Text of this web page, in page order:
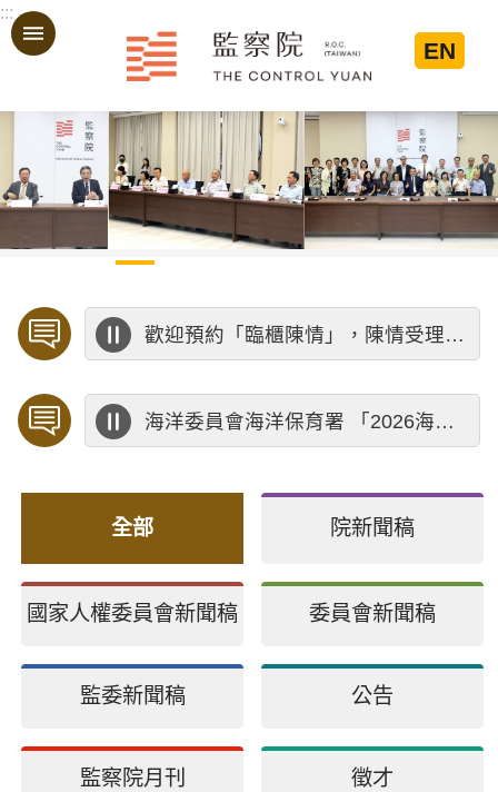
跳到主要內容區塊
:::
EN
歡迎預約「臨櫃陳情」，陳情受理中心將優先排定人員與您接談，釐清案情爭點後收案處理，以節省您的寶貴時間。
海洋委員會海洋保育署 「2026海洋保育創意短影音競賽」活動
全部 院新聞稿
國家人權委員會新聞稿 委員會新聞稿
監委新聞稿 公告
監察院月刊 徵才